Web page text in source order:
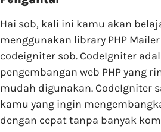
Hai sob, kali ini kamu akan
menggunakan library PHP
codeigniter sob. CodeIgniter
pengembangan web PHP yang
mudah digunakan. CodeIgniter
kamu yang ingin
dengan cepat tanpa banyak